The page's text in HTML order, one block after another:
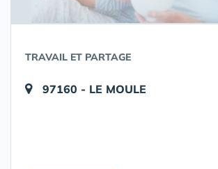
TRAVAIL ET PARTAGE
97160 - LE MOULE